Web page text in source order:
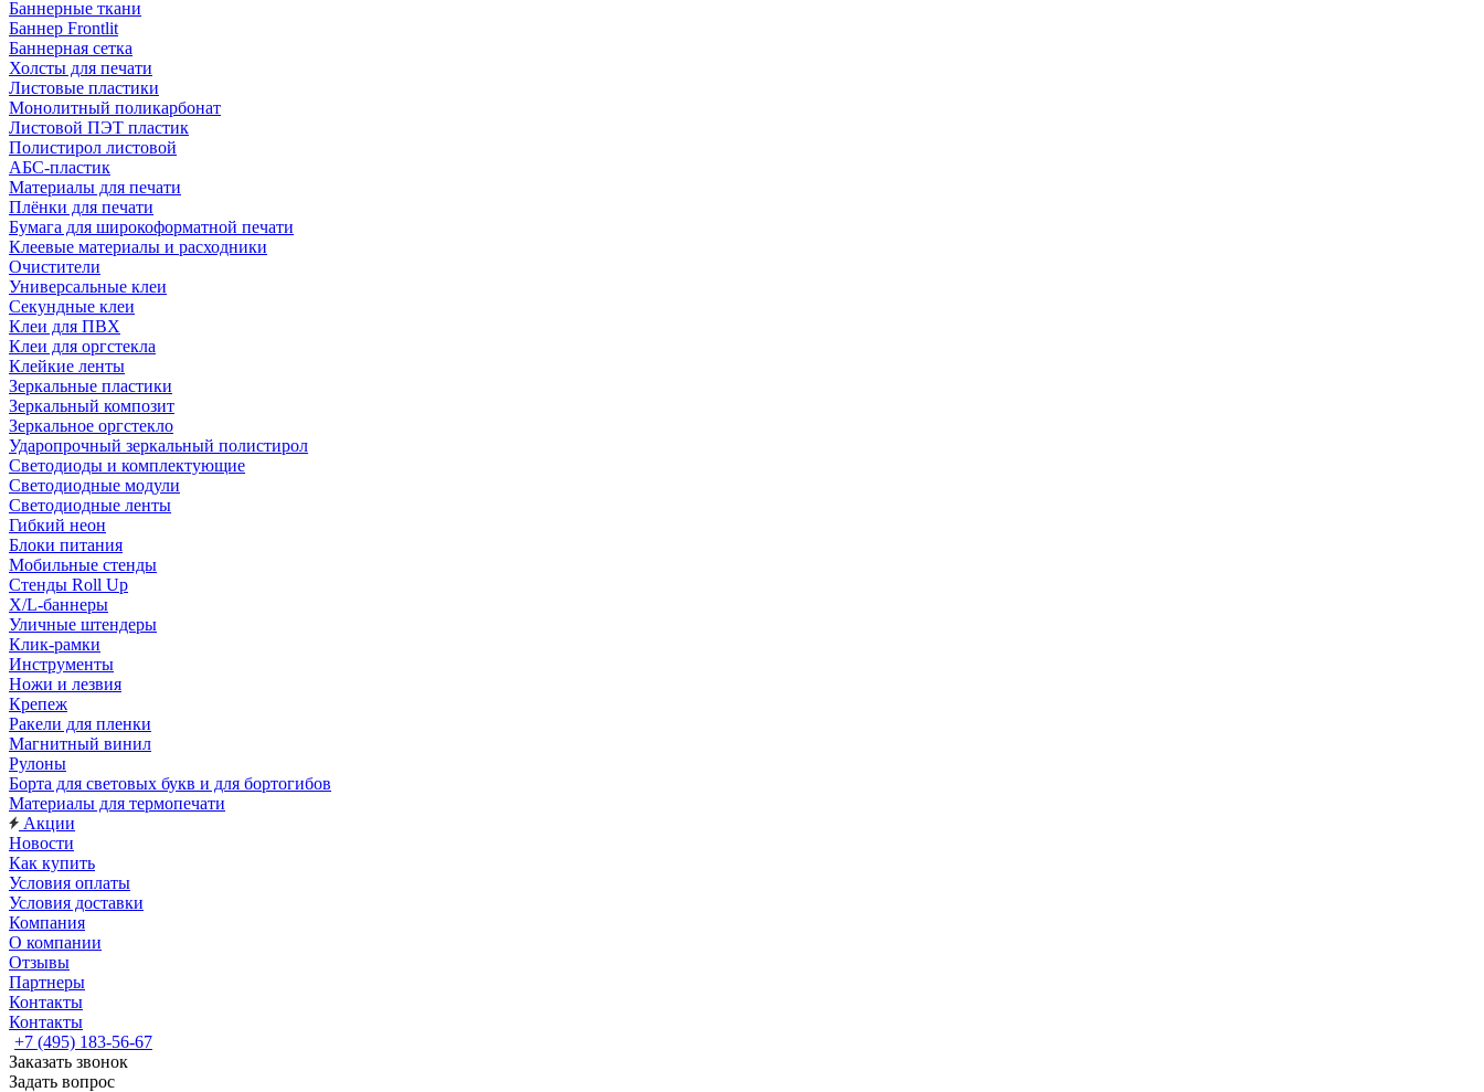
Баннерные ткани
Баннер Frontlit
Баннерная сетка
Холсты для печати
Листовые пластики
Монолитный поликарбонат
Листовой ПЭТ пластик
Полистирол листовой
АБС-пластик
Материалы для печати
Плёнки для печати
Бумага для широкоформатной печати
Клеевые материалы и расходники
Очистители
Универсальные клеи
Секундные клеи
Клеи для ПВХ
Клеи для оргстекла
Клейкие ленты
Зеркальные пластики
Зеркальный композит
Зеркальное оргстекло
Ударопрочный зеркальный полистирол
Светодиоды и комплектующие
Светодиодные модули
Светодиодные ленты
Гибкий неон
Блоки питания
Мобильные стенды
Стенды Roll Up
X/L-баннеры
Уличные штендеры
Клик-рамки
Инструменты
Ножи и лезвия
Крепеж
Ракели для пленки
Магнитный винил
Рулоны
Борта для световых букв и для бортогибов
Материалы для термопечати
Акции
Новости
Как купить
Условия оплаты
Условия доставки
Компания
О компании
Отзывы
Партнеры
Контакты
Контакты
+7 (495) 183-56-67
Заказать звонок
Задать вопрос